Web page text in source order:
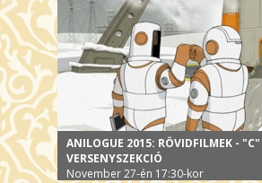
ANILOGUE 2015: RÖVIDFILMEK - "C"
VERSENYSZEKCIÓ
November 27-én 17:30-kor